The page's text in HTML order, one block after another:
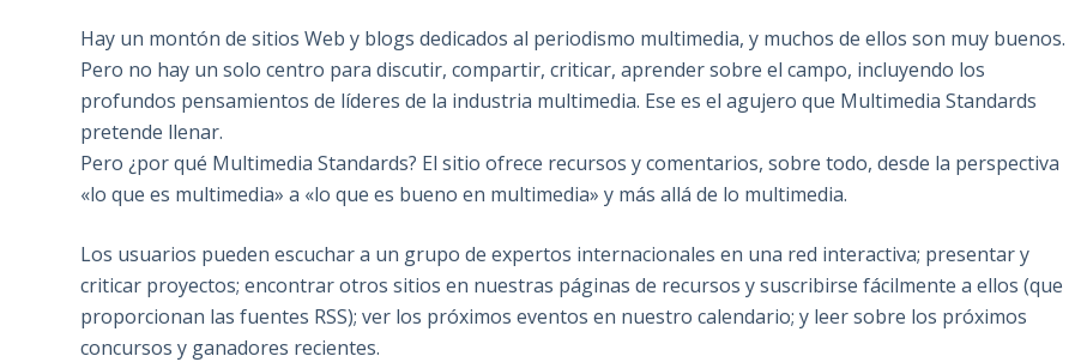
Hay un montón de sitios Web y blogs dedicados al periodismo multimedia, y muchos de ellos son muy buenos.
Pero no hay un solo centro para discutir, compartir, criticar, aprender sobre el campo, incluyendo los
profundos pensamientos de líderes de la industria multimedia. Ese es el agujero que Multimedia Standards
pretende llenar.
Pero ¿por qué Multimedia Standards? El sitio ofrece recursos y comentarios, sobre todo, desde la perspectiva
«lo que es multimedia» a «lo que es bueno en multimedia» y más allá de lo multimedia.
Los usuarios pueden escuchar a un grupo de expertos internacionales en una red interactiva; presentar y
criticar proyectos; encontrar otros sitios en nuestras páginas de recursos y suscribirse fácilmente a ellos (que
proporcionan las fuentes RSS); ver los próximos eventos en nuestro calendario; y leer sobre los próximos
concursos y ganadores recientes.